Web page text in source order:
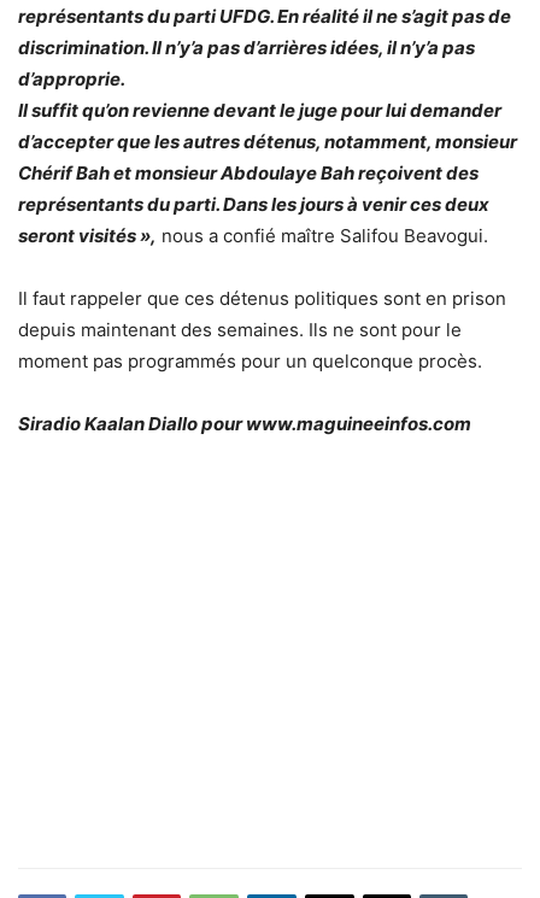
représentants du parti UFDG. En réalité il ne s’agit pas de
discrimination. Il n’y’a pas d’arrières idées, il n’y’a pas
d’approprie.
Il suffit qu’on revienne devant le juge pour lui demander
d’accepter que les autres détenus, notamment, monsieur
Chérif Bah et monsieur Abdoulaye Bah reçoivent des
représentants du parti. Dans les jours à venir ces deux
seront visités », nous a confié maître Salifou Beavogui.
Il faut rappeler que ces détenus politiques sont en prison
depuis maintenant des semaines. Ils ne sont pour le
moment pas programmés pour un quelconque procès.
Siradio Kaalan Diallo pour www.maguineeinfos.com